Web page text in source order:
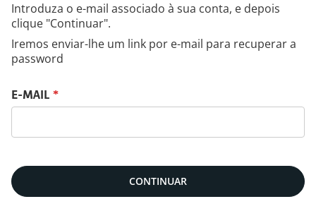
Introduza o e-mail associado à sua conta, e depois
clique "Continuar".
Iremos enviar-lhe um link por e-mail para recuperar a
password
Recuperar password com o seu e-mail
E-MAIL *
CONTINUAR